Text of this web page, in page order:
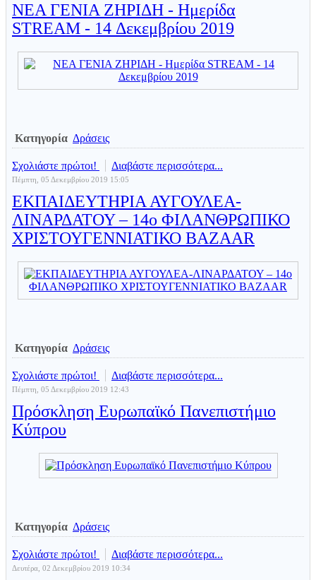
ΝΕΑ ΓΕΝΙΑ ΖΗΡΙΔΗ - Ημερίδα
STREAM - 14 Δεκεμβρίου 2019
Κατηγορία Δράσεις
Σχολιάστε πρώτοι! Διαβάστε περισσότερα...
Πέμπτη, 05 Δεκεμβρίου 2019 15:05
ΕΚΠΑΙΔΕΥΤΗΡΙΑ ΑΥΓΟΥΛΕΑ-
ΛΙΝΑΡΔΑΤΟΥ – 14ο ΦΙΛΑΝΘΡΩΠΙΚΟ
ΧΡΙΣΤΟΥΓΕΝΝΙΑΤΙΚΟ BAZAAR
Κατηγορία Δράσεις
Σχολιάστε πρώτοι! Διαβάστε περισσότερα...
Πέμπτη, 05 Δεκεμβρίου 2019 12:43
Πρόσκληση Ευρωπαϊκό Πανεπιστήμιο
Κύπρου
Κατηγορία Δράσεις
Σχολιάστε πρώτοι! Διαβάστε περισσότερα...
Δευτέρα, 02 Δεκεμβρίου 2019 10:34